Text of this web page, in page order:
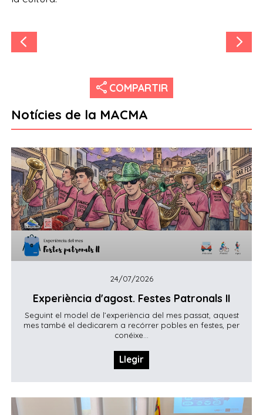
share COMPARTIR
Notícies de la MACMA
24/07/2026
Experiència d'agost. Festes Patronals II
Seguint el model de l’experiència del mes passat, aquest
mes també el dedicarem a recórrer pobles en festes, per
conéixe...
Llegir